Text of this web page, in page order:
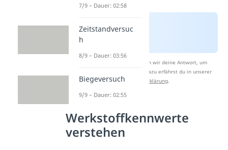
Nach Beantwortung speichern wir deine Antwort, um
Studyflix zu verbessern. Mehr dazu erfährst du in unserer
Datenschutzerklärung
Werkstoffkennwerte
verstehen
7/9 – Dauer: 02:58
Zeitstandversuc
h
8/9 – Dauer: 03:56
Biegeversuch
9/9 – Dauer: 02:55